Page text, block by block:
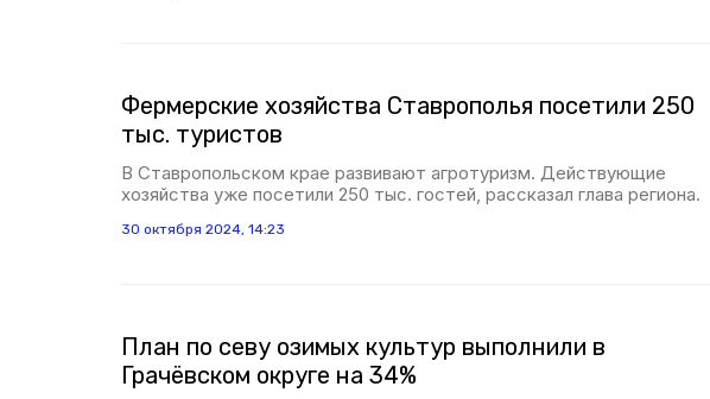
Фермерские хозяйства Ставрополья посетили 250
тыс. туристов
В Ставропольском крае развивают агротуризм. Действующие
хозяйства уже посетили 250 тыс. гостей, рассказал глава региона.
30 октября 2024, 14:23
План по севу озимых культур выполнили в
Грачёвском округе на 34%